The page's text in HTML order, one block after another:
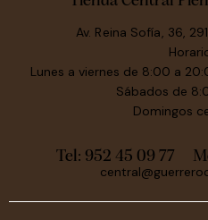
Av. Reina Sofía, 36,
Lunes a viernes de 8:00 a
Sábados de
Domingos
Tel: 952 45 09 77